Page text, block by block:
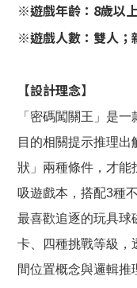
※遊戲年齡：8歲以
※遊戲人數：雙人；
【設計理念】
「密碼闖關王」是
目的相關提示推理
狀」兩種條件，才能
吸遊戲本，搭配3種
最喜歡追逐的玩具球
卡、四種挑戰等級，
間位置概念與邏輯推